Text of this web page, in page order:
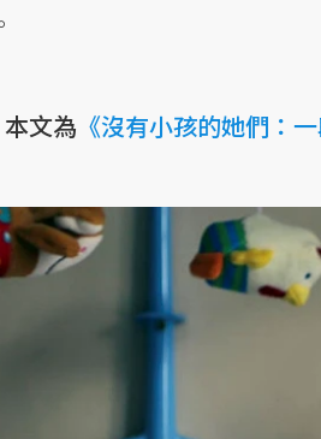
文為 《沒有小孩的她們：